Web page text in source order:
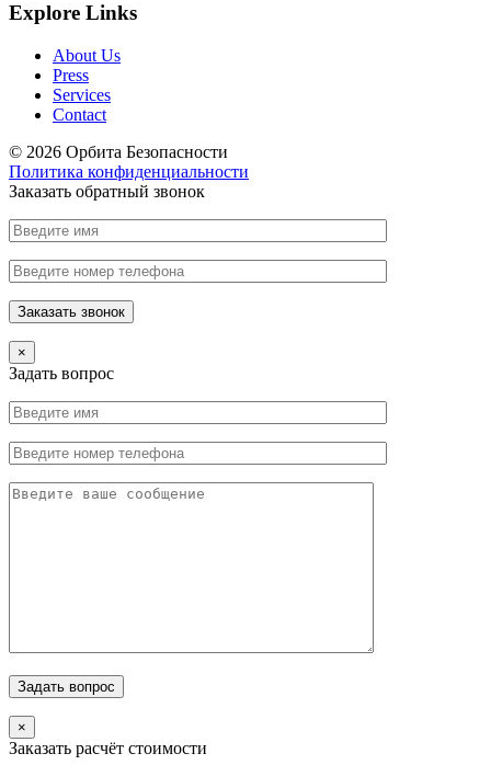
Explore Links
About Us
Press
Services
Contact
© 2026 Орбита Безопасности
Политика конфиденциальности
Заказать обратный звонок
×
Задать вопрос
×
Заказать расчёт стоимости